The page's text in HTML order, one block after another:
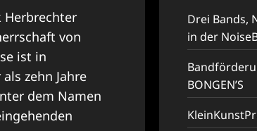
Herbrechter
von
ist in
zehn Jahre
dem Namen
Drei Bands,
in der
BONGEN’S